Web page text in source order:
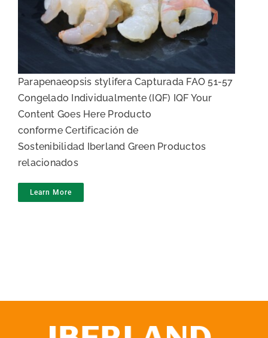
Gamba pelada IQF
Parapenaeopsis stylifera Capturada FAO 51-57
Congelado Individualmente (IQF) IQF Your
Content Goes Here Producto
conforme Certificación de
Sostenibilidad Iberland Green Productos
relacionados
Learn More